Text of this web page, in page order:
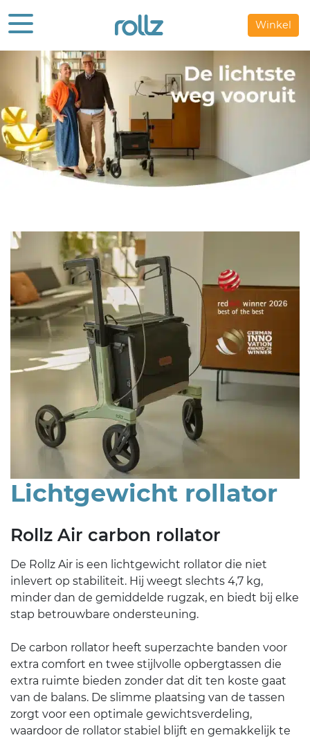
Winkel
Lichtgewicht rollator
Rollz Air carbon rollator
De Rollz Air is een lichtgewicht rollator die niet
inlevert op stabiliteit. Hij weegt slechts 4,7 kg,
minder dan de gemiddelde rugzak, en biedt bij elke
stap betrouwbare ondersteuning.
De carbon rollator heeft superzachte banden voor
extra comfort en twee stijlvolle opbergtassen die
extra ruimte bieden zonder dat dit ten koste gaat
van de balans. De slimme plaatsing van de tassen
zorgt voor een optimale gewichtsverdeling,
waardoor de rollator stabiel blijft en gemakkelijk te